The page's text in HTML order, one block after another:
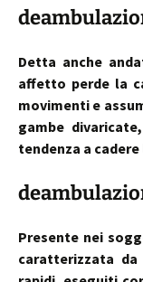
Detta anche
affetto perde la
movimenti e
gambe
tendenza a
Presente nei
caratterizzata